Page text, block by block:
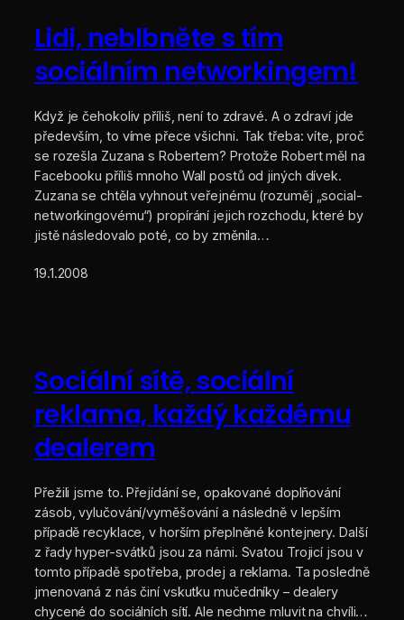
Lidi, neblbněte s tím
sociálním networkingem!
Když je čehokoliv příliš, není to zdravé. A o zdraví jde
především, to víme přece všichni. Tak třeba: víte, proč
se rozešla Zuzana s Robertem? Protože Robert měl na
Facebooku příliš mnoho Wall postů od jiných dívek.
Zuzana se chtěla vyhnout veřejnému (rozuměj „social-
networkingovému“) propírání jejich rozchodu, které by
jistě následovalo poté, co by změnila…
19.1.2008
Sociální sítě, sociální
reklama, každý každému
dealerem
Přežili jsme to. Přejídání se, opakované doplňování
zásob, vylučování/vyměšování a následně v lepším
případě recyklace, v horším přeplněné kontejnery. Další
z řady hyper-svátků jsou za námi. Svatou Trojicí jsou v
tomto případě spotřeba, prodej a reklama. Ta posledně
jmenovaná z nás činí vskutku mučedníky – dealery
chycené do sociálních sítí. Ale nechme mluvit na chvíli…